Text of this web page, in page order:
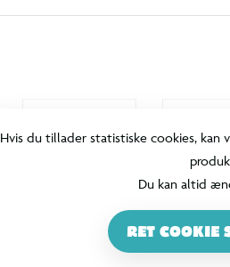
Hvis du tillader statistiske cookies, kan
Du kan altid
RET COOKIE